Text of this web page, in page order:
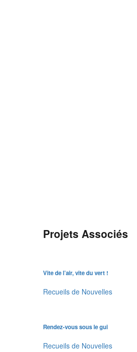
Projets Associés
Vite de l’air, vite du vert !
Recueils de Nouvelles
Rendez-vous sous le gui
Recueils de Nouvelles